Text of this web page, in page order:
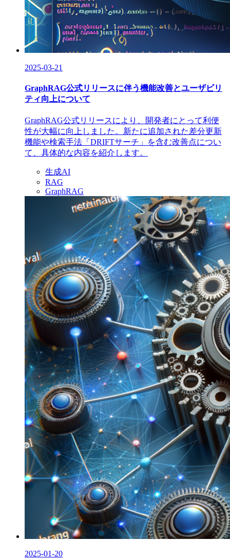
2025-03-21
GraphRAG公式リリースに伴う機能改善とユーザビリ
ティ向上について
GraphRAG公式リリースにより、開発者にとって利便
性が大幅に向上しました。新たに追加された差分更新
機能や検索手法「DRIFTサーチ」を含む改善点につい
て、具体的な内容を紹介します。
生成AI
RAG
GraphRAG
2025-01-20